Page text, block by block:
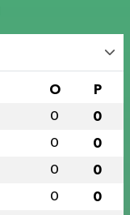
O P
0 0
0 0
0 0
0 0